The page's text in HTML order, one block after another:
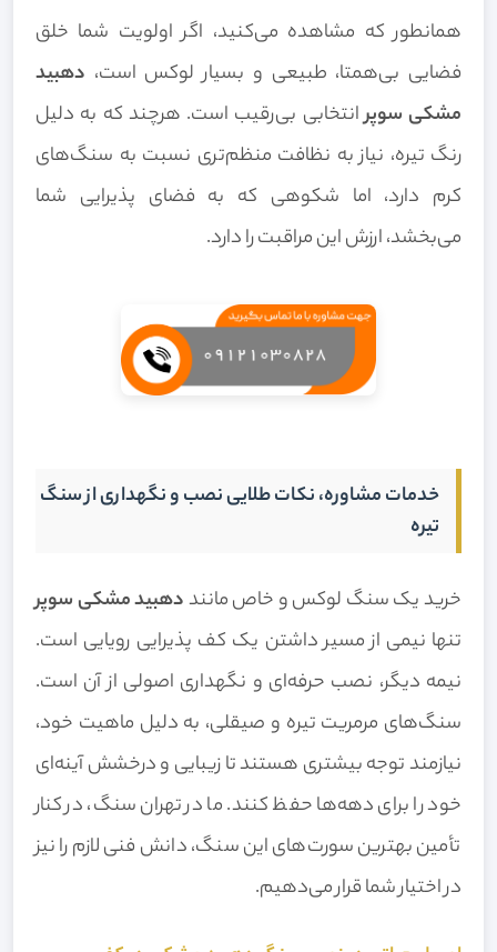
همانطور که مشاهده می‌کنید، اگر اولویت شما خلق
فضایی بی‌همتا، طبیعی و بسیار لوکس است، دهبید
مشکی سوپرانتخابی بی‌رقیب است. هرچند که به دلیل
رنگ تیره، نیاز به نظافت منظم‌تری نسبت به سنگ‌های
کرم دارد، اما شکوهی که به فضای پذیرایی شما
می‌بخشد، ارزش این مراقبت را دارد.
خدمات مشاوره، نکات طلایی نصب و نگهداری از سنگ
تیره
خرید یک سنگ لوکس و خاص ماننددهبید مشکی سوپر
تنها نیمی از مسیر داشتن یک کف پذیرایی رویایی است.
نیمه دیگر، نصب حرفه‌ای و نگهداری اصولی از آن است.
سنگ‌های مرمریت تیره و صیقلی، به دلیل ماهیت خود،
نیازمند توجه بیشتری هستند تا زیبایی و درخشش آینه‌ای
خود را برای دهه‌ها حفظ کنند. ما در تهران سنگ، در کنار
تأمین بهترین سورت‌های این سنگ، دانش فنی لازم را نیز
در اختیار شما قرار می‌دهیم.